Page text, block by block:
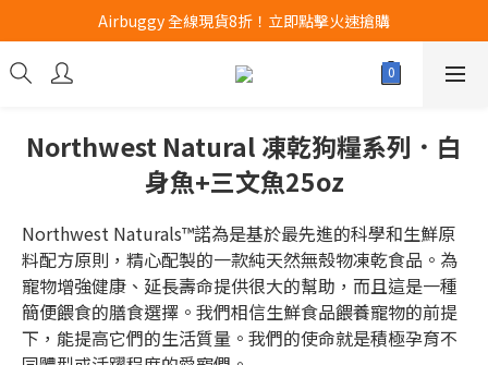
Airbuggy 全線現貨8折！立即點擊火速搶購
Airbuggy 全線現貨8折！立即點擊火速搶購
CURLI瑞士狗帶全款式3折！立即按下搶購
Airbuggy 全線現貨8折！立即點擊火速搶購
Northwest Natural 凍乾狗糧系列．白
身魚+三文魚25oz
Northwest Naturals™諾為是基於最先進的科學和生鮮原
料配方原則，精心配製的一款純天然無殼物凍乾食品。為
寵物增強健康、延長壽命提供很大的幫助，而且這是一種
簡便餵食的膳食選擇。我們相信生鮮食品餵養寵物的前提
下，能提高它們的生活質量。我們的使命就是積極孕育不